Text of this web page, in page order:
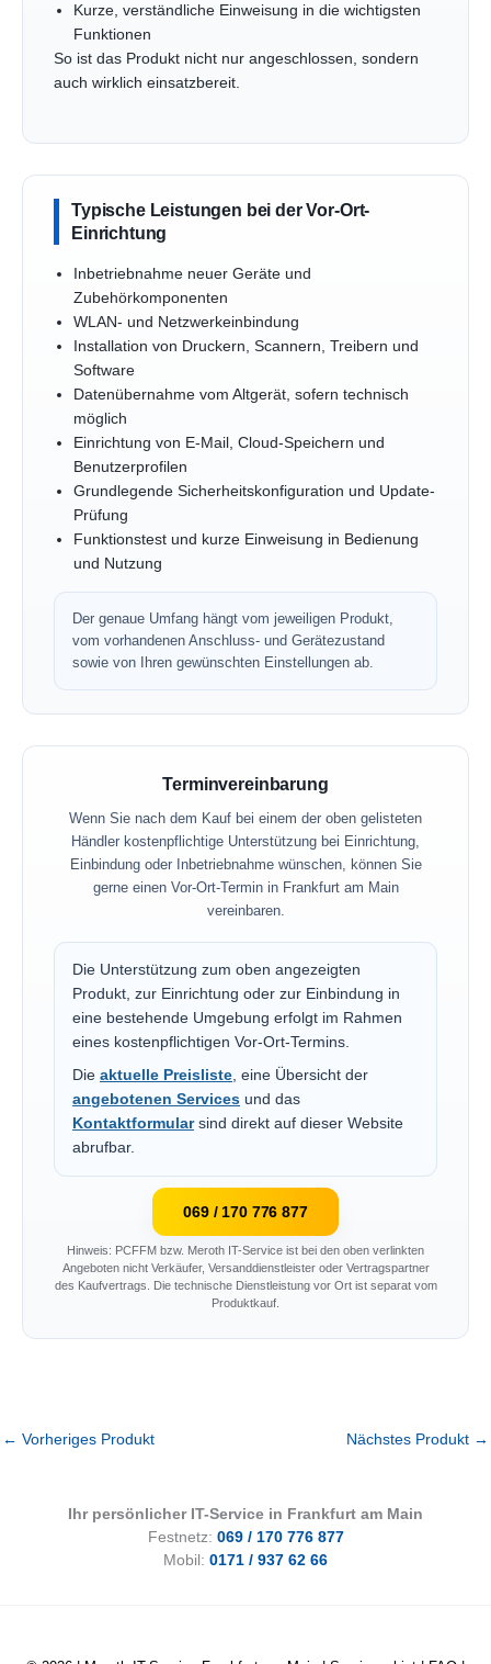
Kurze, verständliche Einweisung in die wichtigsten
Funktionen
So ist das Produkt nicht nur angeschlossen, sondern
auch wirklich einsatzbereit.
Typische Leistungen bei der Vor-Ort-
Einrichtung
Inbetriebnahme neuer Geräte und
Zubehörkomponenten
WLAN- und Netzwerkeinbindung
Installation von Druckern, Scannern, Treibern und
Software
Datenübernahme vom Altgerät, sofern technisch
möglich
Einrichtung von E-Mail, Cloud-Speichern und
Benutzerprofilen
Grundlegende Sicherheitskonfiguration und Update-
Prüfung
Funktionstest und kurze Einweisung in Bedienung
und Nutzung
Der genaue Umfang hängt vom jeweiligen Produkt,
vom vorhandenen Anschluss- und Gerätezustand
sowie von Ihren gewünschten Einstellungen ab.
Terminvereinbarung
Wenn Sie nach dem Kauf bei einem der oben gelisteten
Händler kostenpflichtige Unterstützung bei Einrichtung,
Einbindung oder Inbetriebnahme wünschen, können Sie
gerne einen Vor-Ort-Termin in Frankfurt am Main
vereinbaren.
Die Unterstützung zum oben angezeigten
Produkt, zur Einrichtung oder zur Einbindung in
eine bestehende Umgebung erfolgt im Rahmen
eines kostenpflichtigen Vor-Ort-Termins.
Die aktuelle Preisliste , eine Übersicht der
angebotenen Services und das
Kontaktformularsind direkt auf dieser Website
abrufbar.
069 / 170 776 877
Hinweis: PCFFM bzw. Meroth IT-Service ist bei den oben verlinkten
Angeboten nicht Verkäufer, Versanddienstleister oder Vertragspartner
des Kaufvertrags. Die technische Dienstleistung vor Ort ist separat vom
Produktkauf.
← Vorheriges Produkt Nächstes Produkt →
Ihr persönlicher IT-Service in Frankfurt am Main
Festnetz: 069 / 170 776 877
Mobil: 0171 / 937 62 66